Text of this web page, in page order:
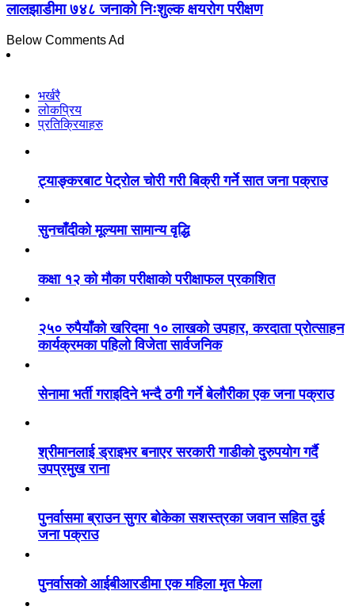
लालझाडीमा ७४८ जनाको निःशुल्क क्षयरोग परीक्षण
Below Comments Ad
भर्खरै
लोकप्रिय
प्रतिक्रियाहरु
ट्याङ्करबाट पेट्रोल चोरी गरी बिक्री गर्ने सात जना पक्राउ
सुनचाँदीको मूल्यमा सामान्य वृद्धि
कक्षा १२ को मौका परीक्षाको परीक्षाफल प्रकाशित
२५० रुपैयाँको खरिदमा १० लाखको उपहार, करदाता प्रोत्साहन
कार्यक्रमका पहिलो विजेता सार्वजनिक
सेनामा भर्ती गराइदिने भन्दै ठगी गर्ने बेलौरीका एक जना पक्राउ
श्रीमानलाई ड्राइभर बनाएर सरकारी गाडीको दुरुपयोग गर्दै
उपप्रमुख राना
पुनर्वासमा ब्राउन सुगर बोकेका सशस्त्रका जवान सहित दुई
जना पक्राउ
पुनर्वासको आईबीआरडीमा एक महिला मृत फेला